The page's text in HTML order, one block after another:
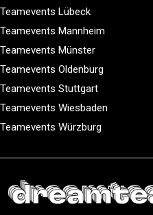
Teamevents Lübeck
Teamevents Mannheim
Teamevents Münster
Teamevents Oldenburg
Teamevents Stuttgart
Teamevents Wiesbaden
Teamevents Würzburg